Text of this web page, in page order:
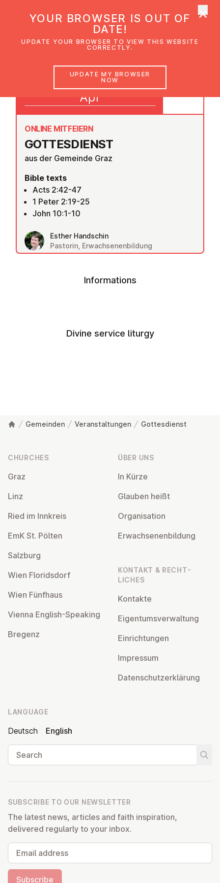
GOTTES­DI­ENST
ONLINE MITFEIERN
aus der Gemeinde Graz
Bible texts
Acts 2:42-47
1 Peter 2:19-25
John 10:1-10
Esther Handschin
Pastorin, Erwachsenenbildung
26
Apr
Informations
Divine service liturgy
Gemeinden Veranstaltungen Gottesdienst
CHURCHES
Graz
Linz
Ried im Innkreis
EmK St. Pölten
Salzburg
Wien Flor­idsdorf
Wien Fünfhaus
Vienna English-Speaking
Bregenz
ÜBER UNS
In Kürze
Glauben heißt
Or­gan­isa­tion
Er­wach­sen­en­bildung
KONTAKT & RECHT­
LICHES
Kontakte
Ei­gentums­ver­wal­tung
Ein­rich­tun­gen
Impressum
Datens­chutzerklärung
LANGUAGE
Deutsch
English
Search
SUBSCRIBE TO OUR NEWSLETTER
The latest news, articles and faith inspiration,
delivered regularly to your inbox.
Email address
Subscribe
YOUR BROWSER IS OUT OF
DATE!
UPDATE YOUR BROWSER TO VIEW THIS WEBSITE
CORRECTLY.
UPDATE MY BROWSER
NOW
×